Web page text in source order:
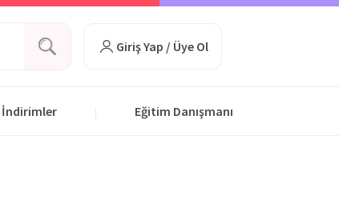
Giriş Yap / Üye Ol
İndirimler Eğitim Danışmanı